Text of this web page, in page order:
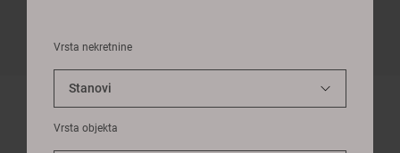
Vrsta nekretnine
Vrsta objekta